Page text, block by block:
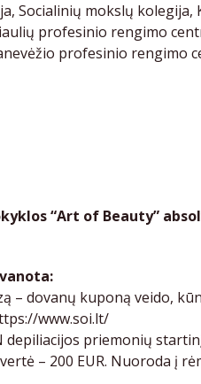
Socialinių mokslų
profesinio rengimo
profesinio rengimo
“Art of Beauty”
– dovanų kuponą veido,
www.soi.lt/
depiliacijos priemonių
– 200 EUR. Nuoroda į